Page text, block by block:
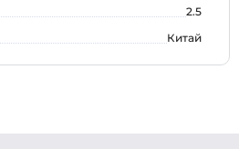
2.5
Китай